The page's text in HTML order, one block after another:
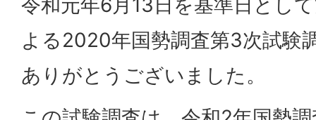
令和元年6月13日を基準日とし
よる2020年国勢調査第3次試験
ありがとうございました。